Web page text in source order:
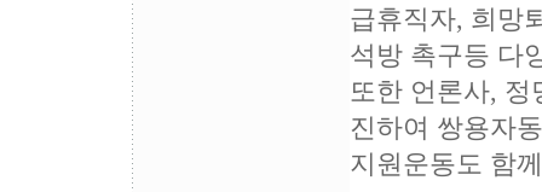
급휴직자, 희망
석방 촉구등 다
또한 언론사, 정
진하여 쌍용자
지원운동도 함